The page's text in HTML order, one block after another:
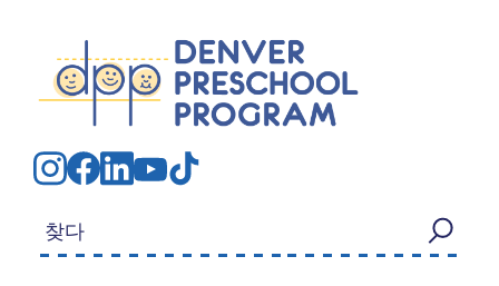
검색: